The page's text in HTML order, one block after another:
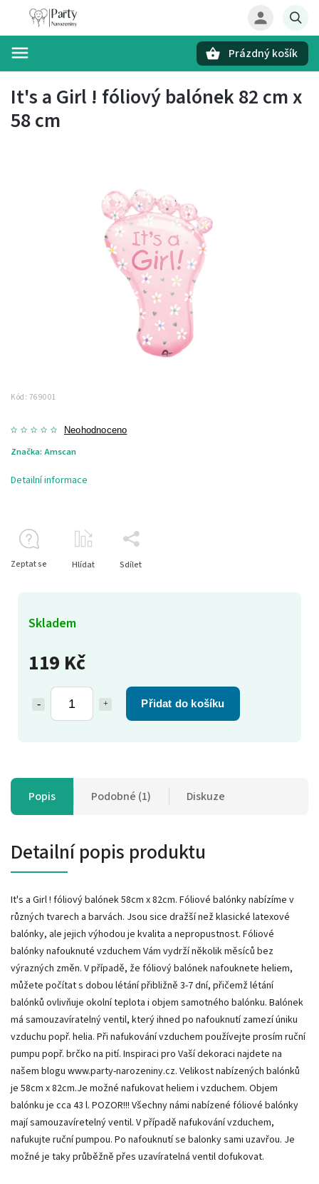
Prázdný košík
It's a Girl ! fóliový balónek 82 cm x
58 cm
Kód: 769001
Neohodnoceno
Značka: Amscan
119 Kč
Přidat do košíku
Skladem
Detailní informace
Zeptat se Hlídat Sdílet
Popis Podobné (1) Diskuze
Detailní popis produktu
It's a Girl ! fóliový balónek 58cm x 82cm. Fóliové balónky nabízíme v
různých tvarech a barvách. Jsou sice dražší než klasické latexové
balónky, ale jejich výhodou je kvalita a nepropustnost. Fóliové
balónky nafouknuté vzduchem Vám vydrží několik měsíců bez
výrazných změn. V případě, že fóliový balónek nafouknete heliem,
můžete počítat s dobou létání přibližně 3-7 dní, přičemž létání
balónků ovlivňuje okolní teplota i objem samotného balónku. Balónek
má samouzavíratelný ventil, který ihned po nafouknutí zamezí úniku
vzduchu popř. helia. Při nafukování vzduchem používejte prosím ruční
pumpu popř. brčko na pití. Inspiraci pro Vaší dekoraci najdete na
našem blogu www.party-narozeniny.cz. Velikost nabízených balónků
je 58cm x 82cm.Je možné nafukovat heliem i vzduchem. Objem
balónku je cca 43 l. POZOR!!! Všechny námi nabízené fóliové balónky
mají samouzavíretelný ventil. V případě nafukování vzduchem,
nafukujte ruční pumpou. Po nafouknutí se balonky sami uzavřou. Je
možné je taky průběžně přes uzavíratelná ventil dofukovat.